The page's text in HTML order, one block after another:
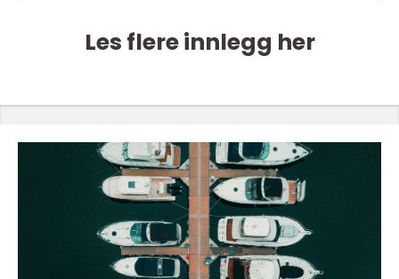
Les flere innlegg her